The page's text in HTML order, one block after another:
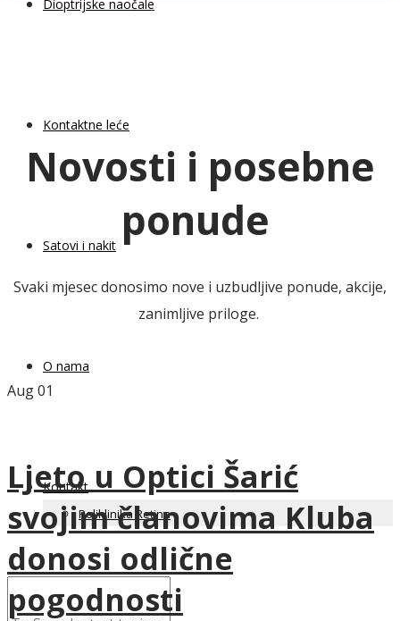
Dioptrijske naočale
Kontaktne leće
Satovi i nakit
O nama
Kontakt
Poliklinika Retina
Novosti i posebne
ponude
Svaki mjesec donosimo nove i uzbudljive ponude, akcije,
zanimljive priloge.
Aug01
Ljeto u Optici Šarić
svojim članovima Kluba
donosi odlične
pogodnosti